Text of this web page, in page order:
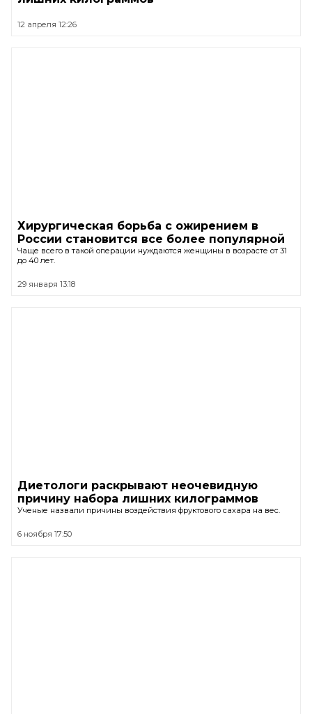
12 апреля 12:26
Хирургическая борьба с ожирением в
России становится все более популярной
Чаще всего в такой операции нуждаются женщины в возрасте от 31
до 40 лет.
29 января 13:18
Диетологи раскрывают неочевидную
причину набора лишних килограммов
Ученые назвали причины воздействия фруктового сахара на вес.
6 ноября 17:50